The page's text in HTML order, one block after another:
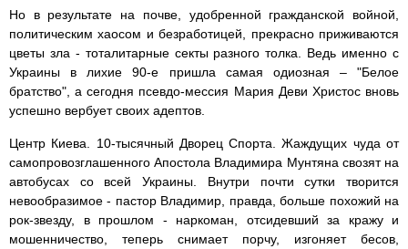
Но в результате на почве, удобренной гражданской войной,
политическим хаосом и безработицей, прекрасно приживаются
цветы зла - тоталитарные секты разного толка. Ведь именно с
Украины в лихие 90-е пришла самая одиозная – "Белое
братство", а сегодня псевдо-мессия Мария Деви Христос вновь
успешно вербует своих адептов.
Центр Киева. 10-тысячный Дворец Спорта. Жаждущих чуда от
самопровозглашенного Апостола Владимира Мунтяна свозят на
автобусах со всей Украины. Внутри почти сутки творится
невообразимое - пастор Владимир, правда, больше похожий на
рок-звезду, в прошлом - наркоман, отсидевший за кражу и
мошенничество, теперь снимает порчу, изгоняет бесов,